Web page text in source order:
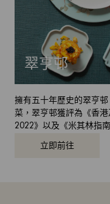
翠亨邨
擁有五十年歷史的翠亨
菜，翠亨邨獲評為《香
2022》以及《米其林指
項，盡顯粵菜精髓
立即前往